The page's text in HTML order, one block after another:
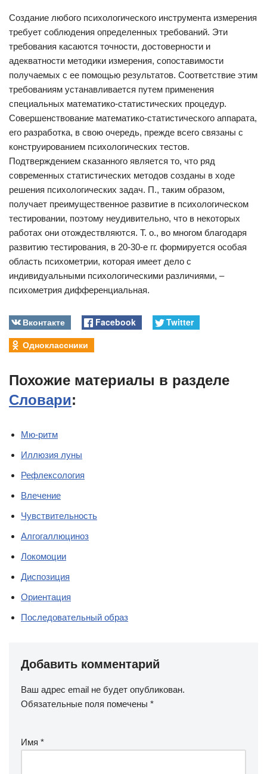
Создание любого психологического инструмента измерения
требует соблюдения определенных требований. Эти
требования касаются точности, достоверности и
адекватности методики измерения, сопоставимости
получаемых с ее помощью результатов. Соответствие этим
требованиям устанавливается путем применения
специальных математико-статистических процедур.
Совершенствование математико-статистического аппарата,
его разработка, в свою очередь, прежде всего связаны с
конструированием психологических тестов.
Подтверждением сказанного является то, что ряд
современных статистических методов созданы в ходе
решения психологических задач. П., таким образом,
получает преимущественное развитие в психологическом
тестировании, поэтому неудивительно, что в некоторых
работах они отождествляются. Т. о., во многом благодаря
развитию тестирования, в 20-30-е гг. формируется особая
область психометрии, которая имеет дело с
индивидуальными психологическими различиями, –
психометрия дифференциальная.
Вконтакте Facebook
Twitter
Одноклассники
Похожие материалы в разделе
Словари:
Мю-ритм
Иллюзия луны
Рефлексология
Влечение
Чувствительность
Алгогаллюциноз
Локомоции
Диспозиция
Ориентация
Последовательный образ
Добавить комментарий
Ваш адрес email не будет опубликован.
Обязательные поля помечены *
Имя *